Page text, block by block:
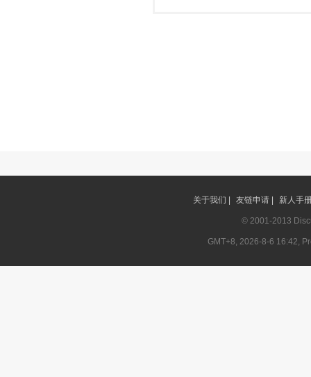
关于我们 | 友链申请 | 新人手
© 2001-2013
GMT+8, 2026-8-6 16:42,